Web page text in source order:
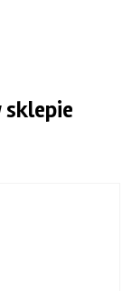
sklepie